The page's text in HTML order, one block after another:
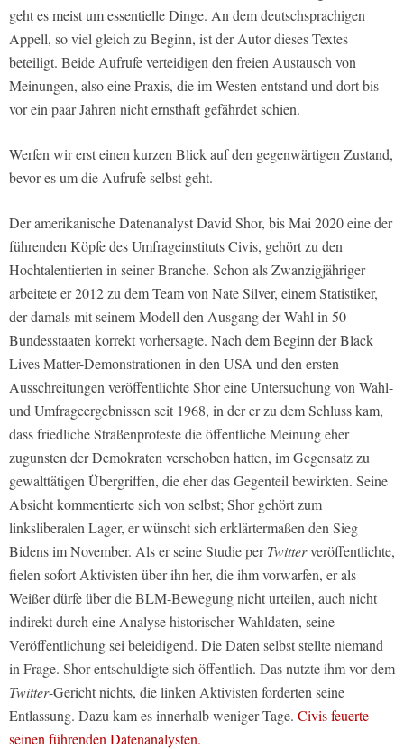
geht es meist um essentielle Dinge. An dem deutschsprachigen
Appell, so viel gleich zu Beginn, ist der Autor dieses Textes
beteiligt. Beide Aufrufe verteidigen den freien Austausch von
Meinungen, also eine Praxis, die im Westen entstand und dort bis
vor ein paar Jahren nicht ernsthaft gefährdet schien.
Werfen wir erst einen kurzen Blick auf den gegenwärtigen Zustand,
bevor es um die Aufrufe selbst geht.
Der amerikanische Datenanalyst David Shor, bis Mai 2020 eine der
führenden Köpfe des Umfrageinstituts Civis, gehört zu den
Hochtalentierten in seiner Branche. Schon als Zwanzigjähriger
arbeitete er 2012 zu dem Team von Nate Silver, einem Statistiker,
der damals mit seinem Modell den Ausgang der Wahl in 50
Bundesstaaten korrekt vorhersagte. Nach dem Beginn der Black
Lives Matter-Demonstrationen in den USA und den ersten
Ausschreitungen veröffentlichte Shor eine Untersuchung von Wahl-
und Umfrageergebnissen seit 1968, in der er zu dem Schluss kam,
dass friedliche Straßenproteste die öffentliche Meinung eher
zugunsten der Demokraten verschoben hatten, im Gegensatz zu
gewalttätigen Übergriffen, die eher das Gegenteil bewirkten. Seine
Absicht kommentierte sich von selbst; Shor gehört zum
linksliberalen Lager, er wünscht sich erklärtermaßen den Sieg
Bidens im November. Als er seine Studie perTwitterveröffentlichte,
fielen sofort Aktivisten über ihn her, die ihm vorwarfen, er als
Weißer dürfe über die BLM-Bewegung nicht urteilen, auch nicht
indirekt durch eine Analyse historischer Wahldaten, seine
Veröffentlichung sei beleidigend. Die Daten selbst stellte niemand
in Frage. Shor entschuldigte sich öffentlich. Das nutzte ihm vor dem
Twitter-Gericht nichts, die linken Aktivisten forderten seine
Entlassung. Dazu kam es innerhalb weniger Tage. Civis feuerte
seinen führenden Datenanalysten.